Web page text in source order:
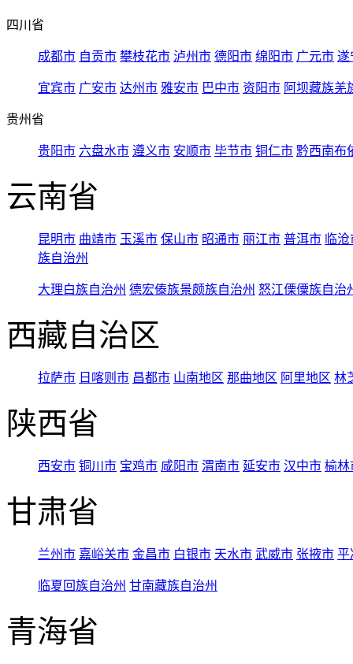
四川省
成都市 自贡市 攀枝花市 泸州市 德阳市 绵阳市 广元市 遂
宜宾市 广安市 达州市 雅安市 巴中市 资阳市 阿坝藏族羌
贵州省
贵阳市 六盘水市 遵义市 安顺市 毕节市 铜仁市 黔西南布
云南省
昆明市 曲靖市 玉溪市 保山市 昭通市 丽江市 普洱市 临
族自治州
大理白族自治州 德宏傣族景颇族自治州 怒江傈僳族自治
西藏自治区
拉萨市 日喀则市 昌都市 山南地区 那曲地区 阿里地区 林
陕西省
西安市 铜川市 宝鸡市 咸阳市 渭南市 延安市 汉中市 榆林
甘肃省
兰州市 嘉峪关市 金昌市 白银市 天水市 武威市 张掖市 平
临夏回族自治州 甘南藏族自治州
青海省